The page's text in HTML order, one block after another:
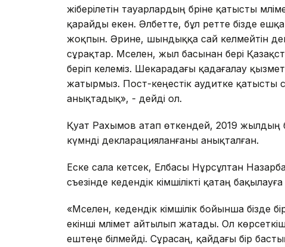
жіберілетін тауарлардың бәріне қатысты
қарайды екен. Әлбетте, бұл ретте бізде
жоқпын. Әрине, шындыққа сай келмейтін
сұрақтар. Мәселен, жыл басынан бері
беріп келеміз. Шекарадағы қадағалау
жатырмыз. Пост-кеңестік аудитке қатысты
анықтадық», - дейді ол.
Қуат Рахымов атап өткендей, 2019 жылдың
күмәнді декларацияланғаны анықталған.
Еске сала кетсек, Елбасы Нұрсұлтан
съезінде кедендік әкімшілікті қатаң
«Мәселен, кедендік әкімшілік бойынша
екінші мәлімет айтылып жатады. Ол
ештеңе білмейді. Сұрасаң, қайдағы бір